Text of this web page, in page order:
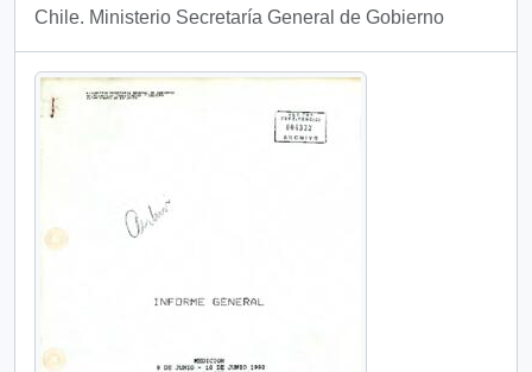
Chile. Ministerio Secretaría General de Gobierno